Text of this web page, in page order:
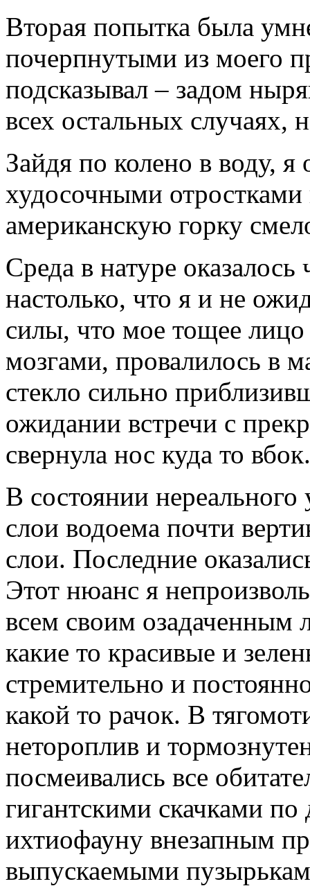
Вторая попытка была
почерпнутыми из моего
подсказывал – задом
всех остальных случаях,
Зайдя по колено в воду, я
худосочными отростками
американскую горку
Среда в натуре
настолько, что я и не
силы, что мое тощее
мозгами, провалилось в
стекло сильно
ожидании встречи с
свернула нос куда то вбок.
В состоянии
слои водоема почти
слои. Последние
Этот нюанс я
всем своим озадаченным
какие то красивые и
стремительно и
какой то рачок. В
нетороплив и
посмеивались все
гигантскими скачками
ихтиофауну внезапным
выпускаемыми